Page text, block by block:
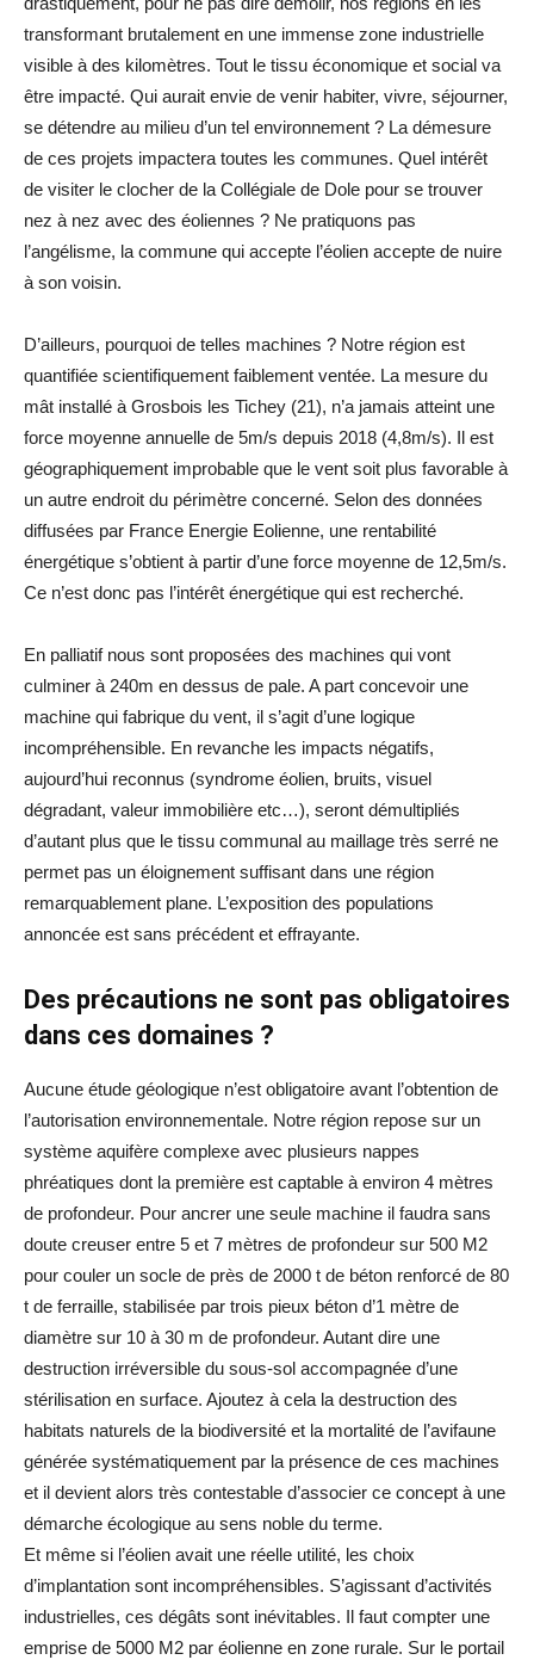
transformant brutalement en une immense zone industrielle
visible à des kilomètres. Tout le tissu économique et social va
être impacté. Qui aurait envie de venir habiter, vivre, séjourner,
se détendre au milieu d’un tel environnement ? La démesure
de ces projets impactera toutes les communes. Quel intérêt
de visiter le clocher de la Collégiale de Dole pour se trouver
nez à nez avec des éoliennes ? Ne pratiquons pas
l’angélisme, la commune qui accepte l’éolien accepte de nuire
à son voisin.
D’ailleurs, pourquoi de telles machines ? Notre région est
quantifiée scientifiquement faiblement ventée. La mesure du
mât installé à Grosbois les Tichey (21), n’a jamais atteint une
force moyenne annuelle de 5m/s depuis 2018 (4,8m/s). Il est
géographiquement improbable que le vent soit plus favorable à
un autre endroit du périmètre concerné. Selon des données
diffusées par France Energie Eolienne, une rentabilité
énergétique s’obtient à partir d’une force moyenne de 12,5m/s.
Ce n’est donc pas l’intérêt énergétique qui est recherché.
En palliatif nous sont proposées des machines qui vont
culminer à 240m en dessus de pale. A part concevoir une
machine qui fabrique du vent, il s’agit d’une logique
incompréhensible. En revanche les impacts négatifs,
aujourd’hui reconnus (syndrome éolien, bruits, visuel
dégradant, valeur immobilière etc…), seront démultipliés
d’autant plus que le tissu communal au maillage très serré ne
permet pas un éloignement suffisant dans une région
remarquablement plane. L’exposition des populations
annoncée est sans précédent et effrayante.
Des précautions ne sont pas obligatoires
dans ces domaines ?
Aucune étude géologique n’est obligatoire avant l’obtention de
l’autorisation environnementale. Notre région repose sur un
système aquifère complexe avec plusieurs nappes
phréatiques dont la première est captable à environ 4 mètres
de profondeur. Pour ancrer une seule machine il faudra sans
doute creuser entre 5 et 7 mètres de profondeur sur 500 M2
pour couler un socle de près de 2000 t de béton renforcé de 80
t de ferraille, stabilisée par trois pieux béton d’1 mètre de
diamètre sur 10 à 30 m de profondeur. Autant dire une
destruction irréversible du sous-sol accompagnée d’une
stérilisation en surface. Ajoutez à cela la destruction des
habitats naturels de la biodiversité et la mortalité de l’avifaune
générée systématiquement par la présence de ces machines
et il devient alors très contestable d’associer ce concept à une
démarche écologique au sens noble du terme.
Et même si l’éolien avait une réelle utilité, les choix
d’implantation sont incompréhensibles. S’agissant d’activités
industrielles, ces dégâts sont inévitables. Il faut compter une
emprise de 5000 M2 par éolienne en zone rurale. Sur le portail